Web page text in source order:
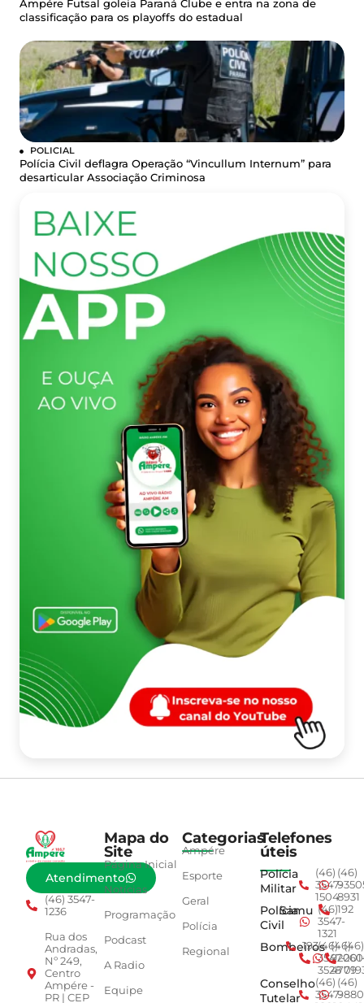
Ampére Futsal goleia Paraná Clube e entra na zona de
classificação para os playoffs do estadual
POLICIAL
Polícia Civil deflagra Operação “Vincullum Internum” para
desarticular Associação Criminosa
Atendimento
(46) 3547-
1236
Rua dos
Andradas,
Nº 249,
Centro
Ampére -
PR | CEP
Mapa do
Site
Página Inicial
Notícias
Programação
Podcast
A Radio
Equipe
Categorias
Ampére
Esporte
Geral
Polícia
Regional
Telefones
úteis
Polícia
Militar
(46)
3547-
1504
(46)
8931
Polícia
Civil
Samu (46)
3547-
1321
192
Bombeiros
193(46)
3547-
3528
(46)
4779
(46)
Conselho
Tutelar
(46)
3547-
(46)